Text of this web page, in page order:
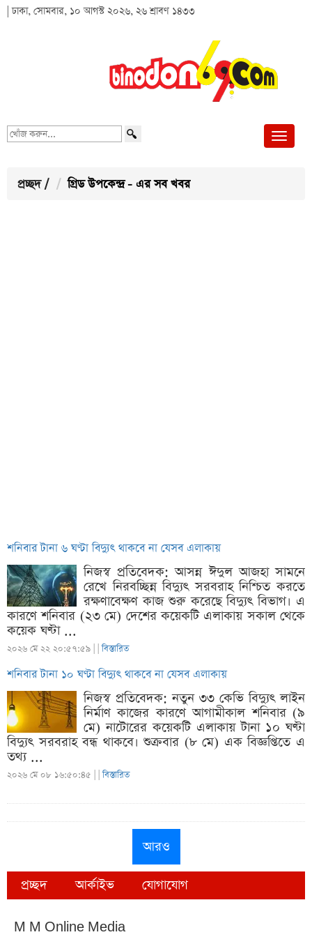
| ঢাকা, সোমবার, ১০ আগস্ট ২০২৬, ২৬ শ্রাবণ ১৪৩৩
খোঁজ
প্রচ্ছদ / গ্রিড উপকেন্দ্র - এর সব খবর
শনিবার টানা ৬ ঘণ্টা বিদ্যুৎ থাকবে না যেসব এলাকায়
নিজস্ব প্রতিবেদক: আসন্ন ঈদুল আজহা সামনে
রেখে নিরবচ্ছিন্ন বিদ্যুৎ সরবরাহ নিশ্চিত করতে
রক্ষণাবেক্ষণ কাজ শুরু করেছে বিদ্যুৎ বিভাগ। এ
কারণে শনিবার (২৩ মে) দেশের কয়েকটি এলাকায় সকাল থেকে
কয়েক ঘণ্টা ...
২০২৬ মে ২২ ২০:৫৭:৫৯ | |বিস্তারিত
শনিবার টানা ১০ ঘণ্টা বিদ্যুৎ থাকবে না যেসব এলাকায়
নিজস্ব প্রতিবেদক: নতুন ৩৩ কেভি বিদ্যুৎ লাইন
নির্মাণ কাজের কারণে আগামীকাল শনিবার (৯
মে) নাটোরের কয়েকটি এলাকায় টানা ১০ ঘণ্টা
বিদ্যুৎ সরবরাহ বন্ধ থাকবে। শুক্রবার (৮ মে) এক বিজ্ঞপ্তিতে এ
তথ্য ...
২০২৬ মে ০৮ ১৬:৫০:৪৫ | |বিস্তারিত
আরও
প্রচ্ছদ আর্কাইভ যোগাযোগ
M M Online Media